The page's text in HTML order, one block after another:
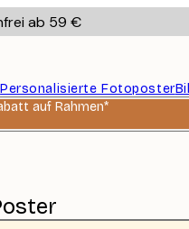
ab 59 €
Personalisierte Fotoposter
auf Rahmen*